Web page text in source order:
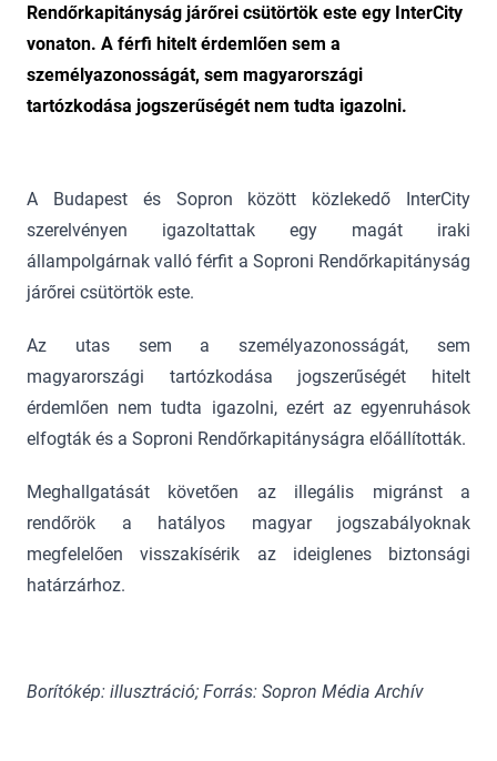
Rendőrkapitányság járőrei csütörtök este egy InterCity
vonaton. A férfi hitelt érdemlően sem a
személyazonosságát, sem magyarországi
tartózkodása jogszerűségét nem tudta igazolni.
A Budapest és Sopron között közlekedő InterCity
szerelvényen igazoltattak egy magát iraki
állampolgárnak valló férfit a Soproni Rendőrkapitányság
járőrei csütörtök este.
Az utas sem a személyazonosságát, sem
magyarországi tartózkodása jogszerűségét hitelt
érdemlően nem tudta igazolni, ezért az egyenruhások
elfogták és a Soproni Rendőrkapitányságra előállították.
Meghallgatását követően az illegális migránst a
rendőrök a hatályos magyar jogszabályoknak
megfelelően visszakísérik az ideiglenes biztonsági
határzárhoz.
Borítókép: illusztráció; Forrás: Sopron Média Archív